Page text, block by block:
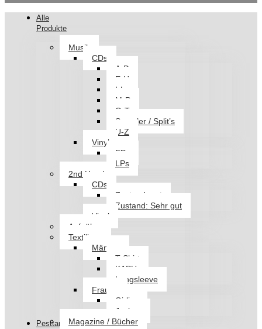
Alle
Produkte
Musik
CDs
A-D
E-H
I-L
M-P
Q-T
Sampler / Split’s
U-Z
Vinyl
EPs
LPs
2nd Hand
CDs
Zustand: gut
Zustand: Sehr gut
Vinyl
Aufnäher
Textilien
Männer
T-Shirt
KAPU
Longsleeve
Frauen
Girlies
Jacken
Magazine / Bücher
Pesttanz